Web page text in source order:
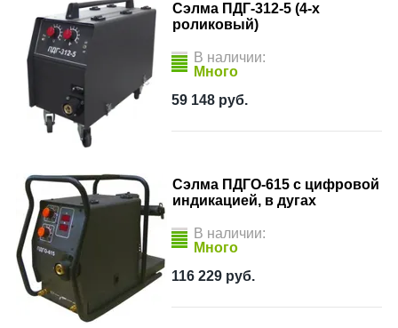
Сэлма ПДГ-312-5 (4-х
роликовый)
В наличии:
Много
59 148 руб.
Сэлма ПДГО-615 с цифровой
индикацией, в дугах
В наличии:
Много
116 229 руб.